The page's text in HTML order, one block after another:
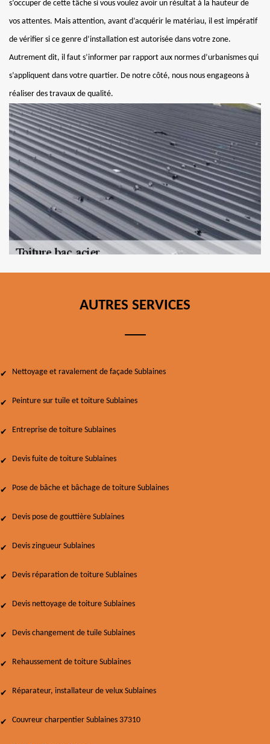
s’occuper de cette tâche si vous voulez avoir un résultat à la hauteur de
vos attentes. Mais attention, avant d’acquérir le matériau, il est impératif
de vérifier si ce genre d’installation est autorisée dans votre zone.
Autrement dit, il faut s’informer par rapport aux normes d’urbanismes qui
s’appliquent dans votre quartier. De notre côté, nous nous engageons à
réaliser des travaux de qualité.
AUTRES SERVICES
Nettoyage et ravalement de façade Sublaines
Peinture sur tuile et toiture Sublaines
Entreprise de toiture Sublaines
Devis fuite de toiture Sublaines
Pose de bâche et bâchage de toiture Sublaines
Devis pose de gouttière Sublaines
Devis zingueur Sublaines
Devis réparation de toiture Sublaines
Devis nettoyage de toiture Sublaines
Devis changement de tuile Sublaines
Rehaussement de toiture Sublaines
Réparateur, installateur de velux Sublaines
Couvreur charpentier Sublaines 37310